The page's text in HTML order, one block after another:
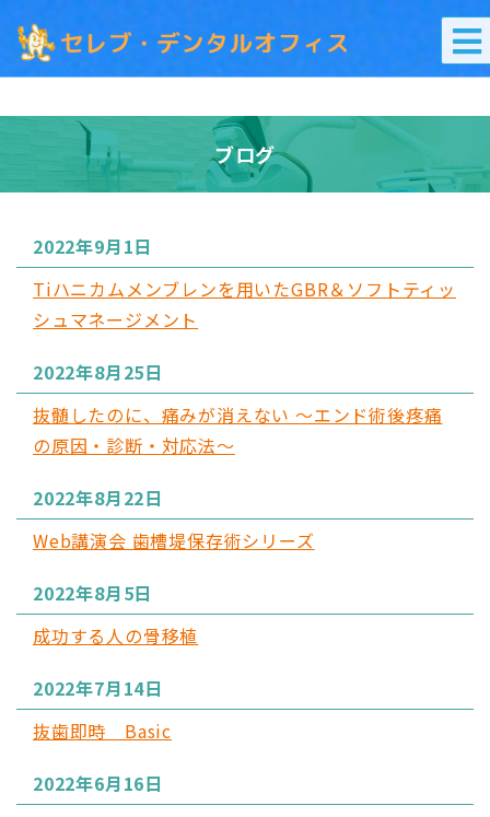
ブログ
2022年9月1日
Tiハニカムメンブレンを用いたGBR＆ソフトティッ
シュマネージメント
2022年8月25日
抜髄したのに、痛みが消えない 〜エンド術後疼痛
の原因・診断・対応法〜
2022年8月22日
Web講演会 歯槽堤保存術シリーズ
2022年8月5日
成功する人の骨移植
2022年7月14日
抜歯即時 Basic
2022年6月16日